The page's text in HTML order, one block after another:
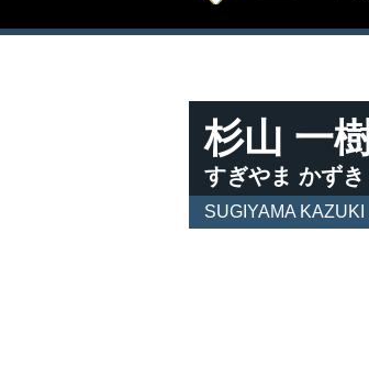
杉山 一
すぎやま かずき
SUGIYAMA KAZUKI